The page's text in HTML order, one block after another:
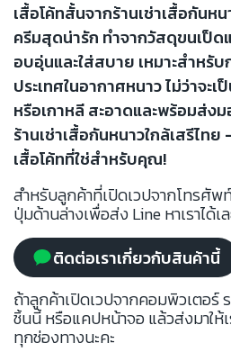
เสื้อโค้ทสั้นจากร้านเช่าเสื้อกันห
ครีมสุดน่ารัก ทำจากวัสดุขนเป็ด
อบอุ่นและใส่สบาย เหมาะสำหรับ
ประเทศในอากาศหนาว ไม่ว่าจะ
หรือเกาหลี สะอาดและพร้อมส่ง
ร้านเช่าเสื้อกันหนาวใกล้เสรีไทย
เสื้อโค้ทที่ใช่สำหรับคุณ!
สำหรับลูกค้าที่เปิดเวปจากโทรศั
ปุ่มด้านล่างเพื่อส่ง Line หาเราได้เ
ติดต่อเราเกี่ยวกับสินค้านี้
ถ้าลูกค้าเปิดเวปจากคอมพิวเตอร์
ชิ้นนี้ หรือแคปหน้าจอ แล้วส่งมาให้
ทุกช่องทางนะคะ